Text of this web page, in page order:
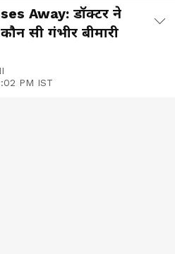
Away: डॉक्टर ने
सी गंभीर बीमारी
PM IST